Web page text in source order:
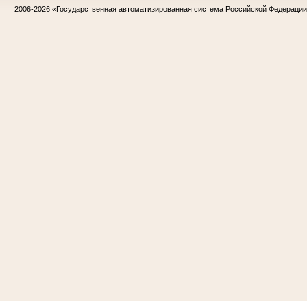
2006-2026 «Государственная автоматизированная система Российской